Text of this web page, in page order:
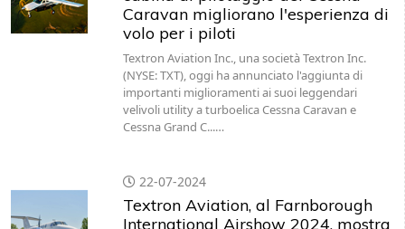
Caravan migliorano l'esperienza di
volo per i piloti
Textron Aviation Inc., una società Textron Inc.
(NYSE: TXT), oggi ha annunciato l'aggiunta di
importanti miglioramenti ai suoi leggendari
velivoli utility a turboelica Cessna Caravan e
Cessna Grand C...…
22-07-2024
Textron Aviation, al Farnborough
International Airshow 2024, mostra